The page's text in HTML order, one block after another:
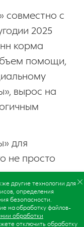
совместно с
2025
корма
помощи,
вырос на
для
не просто
тысячи
— от
Именно они
данных
другие технологии для
определения
безопасности.
на обработку файлов-
обработки
отключить обработку